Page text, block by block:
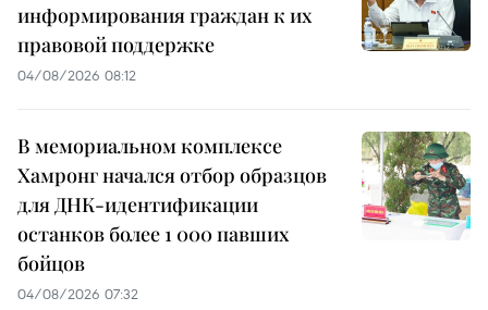
информирования граждан к их
правовой поддержке
04/08/2026 08:12
В мемориальном комплексе
Хамронг начался отбор образцов
для ДНК-идентификации
останков более 1 000 павших
бойцов
04/08/2026 07:32